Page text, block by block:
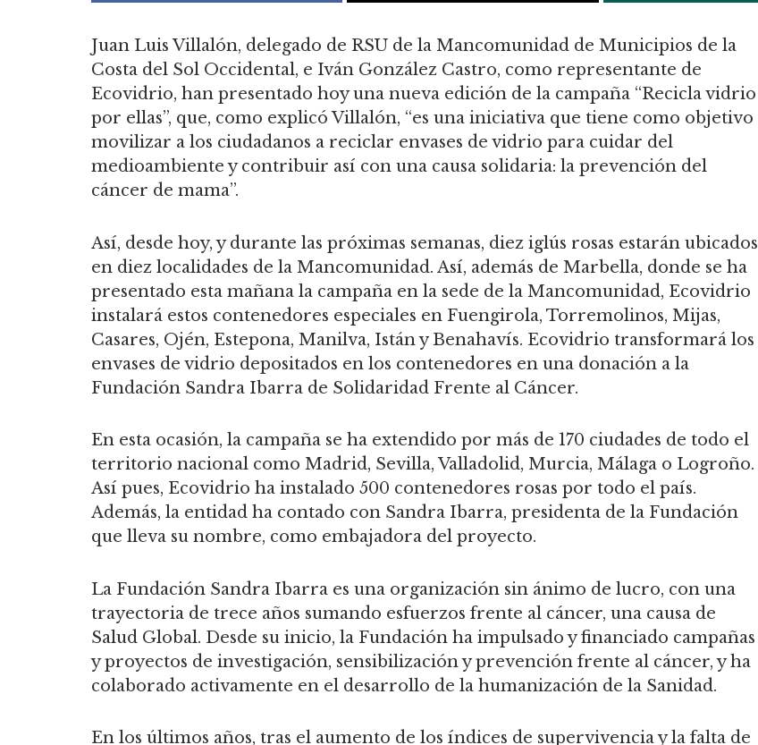
Juan Luis Villalón, delegado de RSU de la Mancomunidad de Municipios de la
Costa del Sol Occidental, e Iván González Castro, como representante de
Ecovidrio, han presentado hoy una nueva edición de la campaña “Recicla vidrio
por ellas”, que, como explicó Villalón, “es una iniciativa que tiene como objetivo
movilizar a los ciudadanos a reciclar envases de vidrio para cuidar del
medioambiente y contribuir así con una causa solidaria: la prevención del
cáncer de mama”.
Así, desde hoy, y durante las próximas semanas, diez iglús rosas estarán ubicados
en diez localidades de la Mancomunidad. Así, además de Marbella, donde se ha
presentado esta mañana la campaña en la sede de la Mancomunidad, Ecovidrio
instalará estos contenedores especiales en Fuengirola, Torremolinos, Mijas,
Casares, Ojén, Estepona, Manilva, Istán y Benahavís. Ecovidrio transformará los
envases de vidrio depositados en los contenedores en una donación a la
Fundación Sandra Ibarra de Solidaridad Frente al Cáncer.
En esta ocasión, la campaña se ha extendido por más de 170 ciudades de todo el
territorio nacional como Madrid, Sevilla, Valladolid, Murcia, Málaga o Logroño.
Así pues, Ecovidrio ha instalado 500 contenedores rosas por todo el país.
Además, la entidad ha contado con Sandra Ibarra, presidenta de la Fundación
que lleva su nombre, como embajadora del proyecto.
La Fundación Sandra Ibarra es una organización sin ánimo de lucro, con una
trayectoria de trece años sumando esfuerzos frente al cáncer, una causa de
Salud Global. Desde su inicio, la Fundación ha impulsado y financiado campañas
y proyectos de investigación, sensibilización y prevención frente al cáncer, y ha
colaborado activamente en el desarrollo de la humanización de la Sanidad.
En los últimos años, tras el aumento de los índices de supervivencia y la falta de